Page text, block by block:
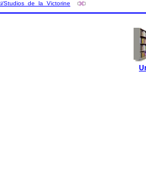
Studios_de_la_Victorine